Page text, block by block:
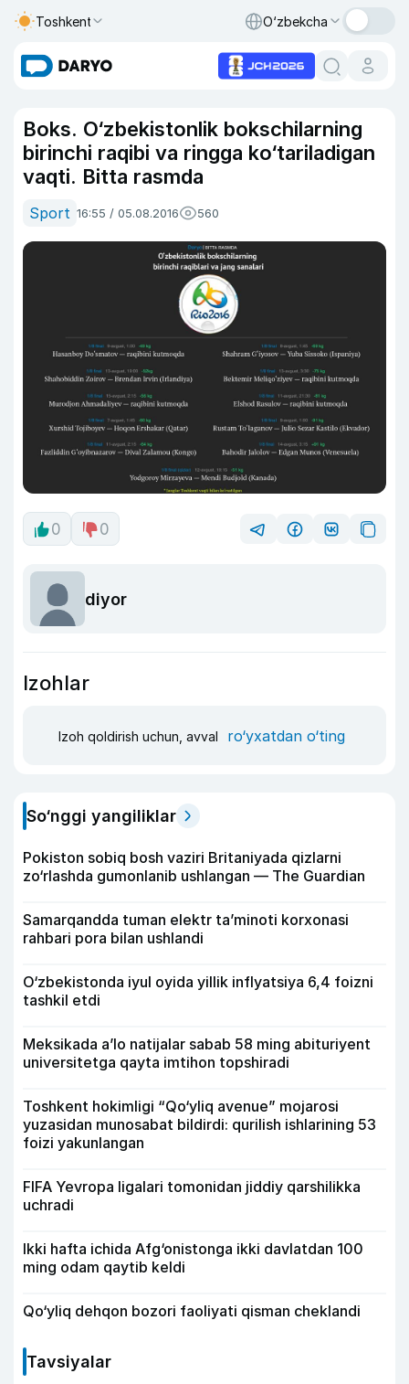
Toshkent O‘zbekcha
Boks. O‘zbekistonlik bokschilarning
birinchi raqibi va ringga ko‘tariladigan
vaqti. Bitta rasmda
Sport 16:55 / 05.08.2016 560
0 0
diyor
Izohlar
Izoh qoldirish uchun, avval ro‘yxatdan o‘ting
So‘nggi yangiliklar
Pokiston sobiq bosh vaziri Britaniyada qizlarni
zo‘rlashda gumonlanib ushlangan — The Guardian
Samarqandda tuman elektr ta’minoti korxonasi
rahbari pora bilan ushlandi
O‘zbekistonda iyul oyida yillik inflyatsiya 6,4 foizni
tashkil etdi
Meksikada a’lo natijalar sabab 58 ming abituriyent
universitetga qayta imtihon topshiradi
Toshkent hokimligi “Qo‘yliq avenue” mojarosi
yuzasidan munosabat bildirdi: qurilish ishlarining 53
foizi yakunlangan
FIFA Yevropa ligalari tomonidan jiddiy qarshilikka
uchradi
Ikki hafta ichida Afg‘onistonga ikki davlatdan 100
ming odam qaytib keldi
Qo‘yliq dehqon bozori faoliyati qisman cheklandi
Tavsiyalar